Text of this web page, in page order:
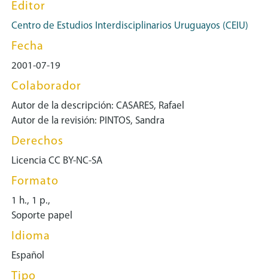
Editor
Centro de Estudios Interdisciplinarios Uruguayos (CEIU)
Fecha
2001-07-19
Colaborador
Autor de la descripción: CASARES, Rafael
Autor de la revisión: PINTOS, Sandra
Derechos
Licencia CC BY-NC-SA
Formato
1 h., 1 p.,
Soporte papel
Idioma
Español
Tipo